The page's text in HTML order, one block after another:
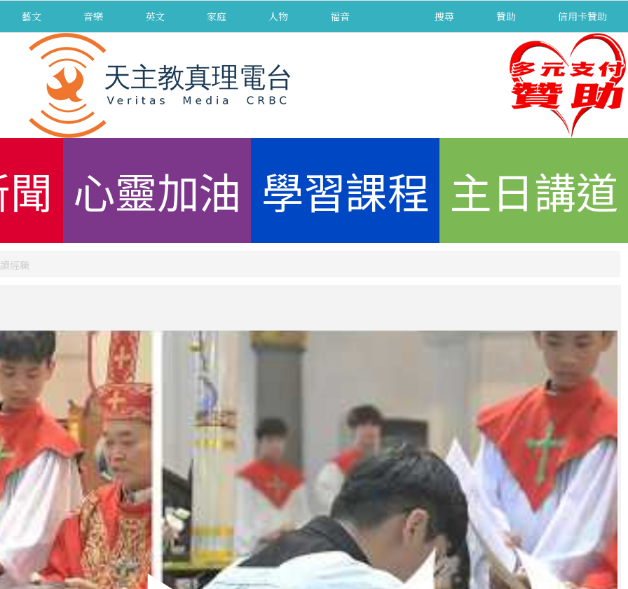
藝文 音樂 英文 家庭 人物 福音 搜尋 贊助 信用卡贊助
心靈加油 學習課程 主日講道
經職